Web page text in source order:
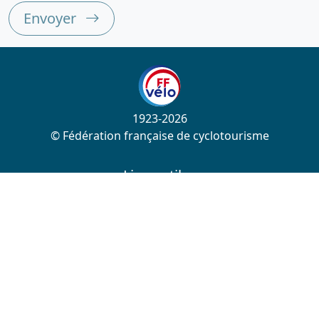
Envoyer
1923-2026
© Fédération française de cyclotourisme
Liens utiles